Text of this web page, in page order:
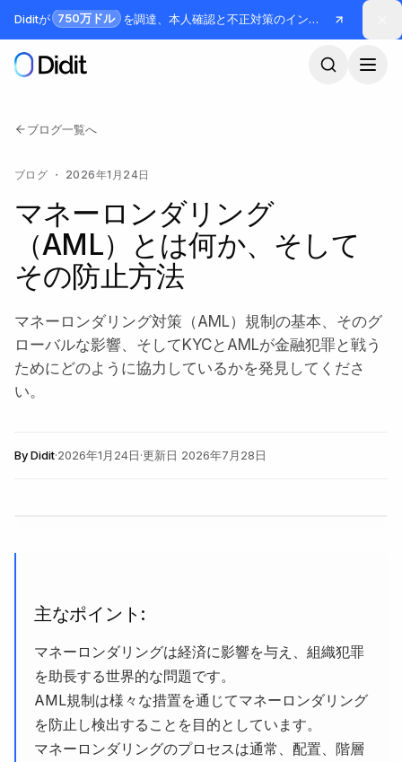
メインコンテンツへスキップ
Diditが 750万ドル を調達、本人確認と不正対策のインフラを構築
ブログ一覧へ
ブログ ・ 2026年1月24日
マネーロンダリング
（AML）とは何か、そして
その防止方法
マネーロンダリング対策（AML）規制の基本、そのグ
ローバルな影響、そしてKYCとAMLが金融犯罪と戦う
ためにどのように協力しているかを発見してくださ
い。
ByDidit·2026年1月24日·更新日 2026年7月28日
主なポイント:
マネーロンダリングは経済に影響を与え、組織犯罪
を助長する世界的な問題です。
AML規制は様々な措置を通じてマネーロンダリング
を防止し検出することを目的としています。
マネーロンダリングのプロセスは通常、配置、階層